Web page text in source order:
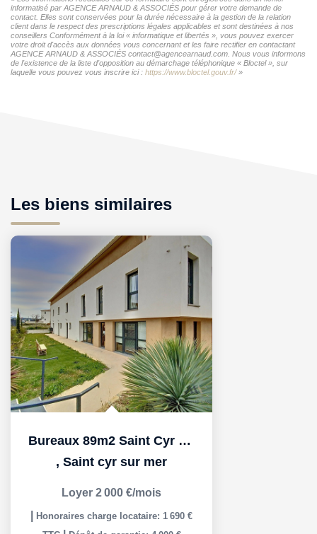
informatisé par AGENCE ARNAUD & ASSOCIÉS pour gérer votre demande de
contact. Elles sont conservées pour la durée nécessaire à la gestion de la relation
client dans le respect des prescriptions légales applicables et sont destinées à nos
conseillers Conformément à la loi « informatique et libertés », vous pouvez exercer
votre droit d'accès aux données vous concernant et les faire rectifier en contactant
AGENCE ARNAUD & ASSOCIÉS contact@agencearnaud.com. Nous vous informons
de l'existence de la liste d'opposition au démarchage téléphonique « Bloctel », sur
laquelle vous pouvez vous inscrire ici : https://www.bloctel.gouv.fr/»
Les biens similaires
Bureaux 89m2 Saint Cyr Sur Mer
, Saint cyr sur mer
Loyer 2 000 €/mois
Honoraires charge locataire: 1 690 €